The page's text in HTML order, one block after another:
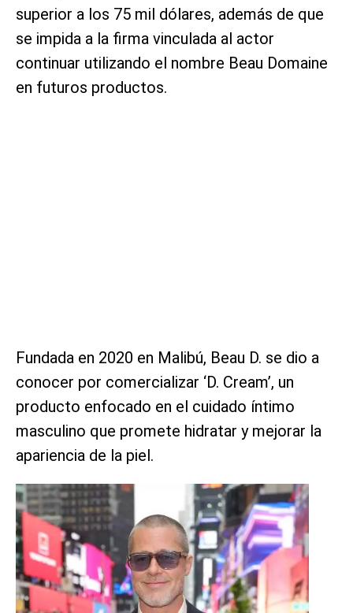
superior a los 75 mil dólares, además de que
se impida a la firma vinculada al actor
continuar utilizando el nombre Beau Domaine
en futuros productos.
Fundada en 2020 en Malibú, Beau D. se dio a
conocer por comercializar ‘D. Cream’, un
producto enfocado en el cuidado íntimo
masculino que promete hidratar y mejorar la
apariencia de la piel.